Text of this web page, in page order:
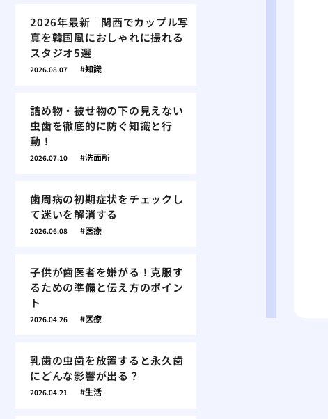
2026年最新｜関西でカップル写
真を韓国風におしゃれに撮れる
スタジオ5選
2026.08.07 知識
詰め物・被せ物の下の見えない
虫歯を徹底的に防ぐ知識と行
動！
2026.07.10 洗面所
歯周病の初期症状をチェックし
て迷いを解消する
2026.06.08 医療
子供が歯医者を嫌がる！克服す
るための準備と伝え方のポイン
ト
2026.04.26 医療
乳歯の虫歯を放置すると永久歯
にどんな影響が出る？
2026.04.21 生活